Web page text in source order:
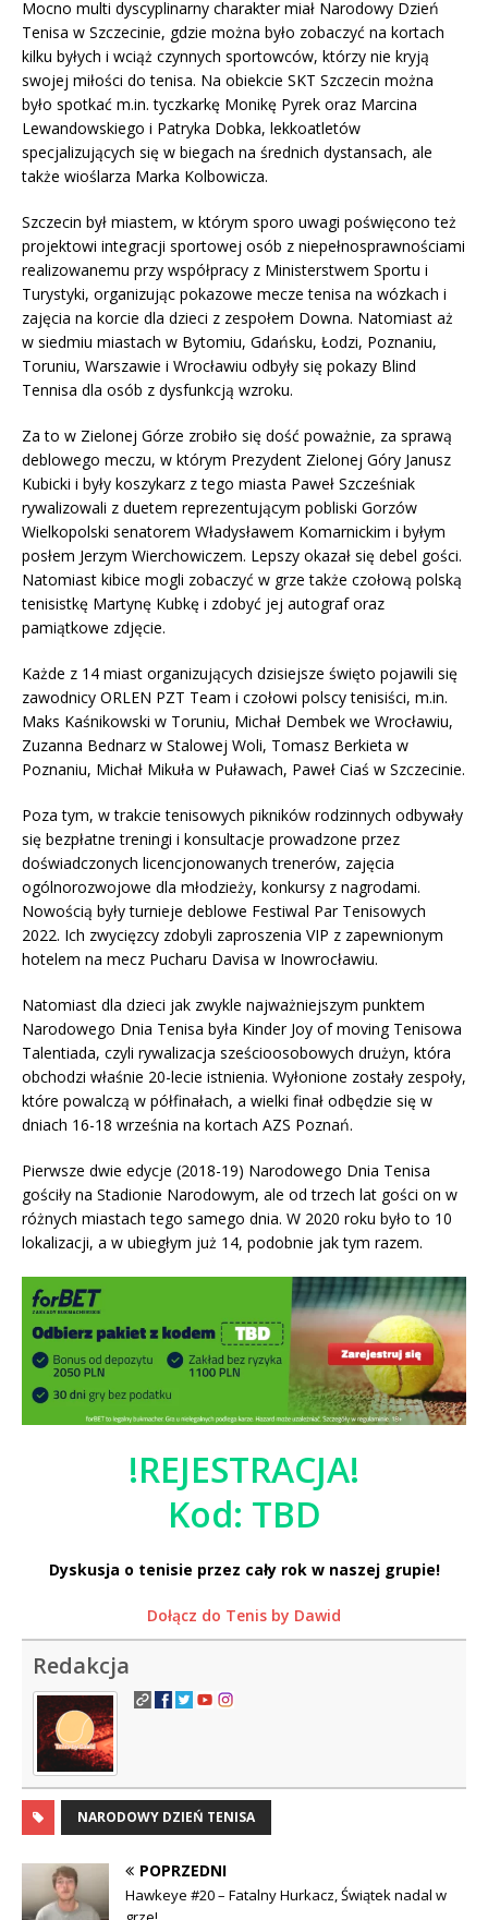
Mocno multi dyscyplinarny charakter miał Narodowy Dzień
Tenisa w Szczecinie, gdzie można było zobaczyć na kortach
kilku byłych i wciąż czynnych sportowców, którzy nie kryją
swojej miłości do tenisa. Na obiekcie SKT Szczecin można
było spotkać m.in. tyczkarkę Monikę Pyrek oraz Marcina
Lewandowskiego i Patryka Dobka, lekkoatletów
specjalizujących się w biegach na średnich dystansach, ale
także wioślarza Marka Kolbowicza.
Szczecin był miastem, w którym sporo uwagi poświęcono też
projektowi integracji sportowej osób z niepełnosprawnościami
realizowanemu przy współpracy z Ministerstwem Sportu i
Turystyki, organizując pokazowe mecze tenisa na wózkach i
zajęcia na korcie dla dzieci z zespołem Downa. Natomiast aż
w siedmiu miastach w Bytomiu, Gdańsku, Łodzi, Poznaniu,
Toruniu, Warszawie i Wrocławiu odbyły się pokazy Blind
Tennisa dla osób z dysfunkcją wzroku.
Za to w Zielonej Górze zrobiło się dość poważnie, za sprawą
deblowego meczu, w którym Prezydent Zielonej Góry Janusz
Kubicki i były koszykarz z tego miasta Paweł Szcześniak
rywalizowali z duetem reprezentującym pobliski Gorzów
Wielkopolski senatorem Władysławem Komarnickim i byłym
posłem Jerzym Wierchowiczem. Lepszy okazał się debel gości.
Natomiast kibice mogli zobaczyć w grze także czołową polską
tenisistkę Martynę Kubkę i zdobyć jej autograf oraz
pamiątkowe zdjęcie.
Każde z 14 miast organizujących dzisiejsze święto pojawili się
zawodnicy ORLEN PZT Team i czołowi polscy tenisiści, m.in.
Maks Kaśnikowski w Toruniu, Michał Dembek we Wrocławiu,
Zuzanna Bednarz w Stalowej Woli, Tomasz Berkieta w
Poznaniu, Michał Mikuła w Puławach, Paweł Ciaś w Szczecinie.
Poza tym, w trakcie tenisowych pikników rodzinnych odbywały
się bezpłatne treningi i konsultacje prowadzone przez
doświadczonych licencjonowanych trenerów, zajęcia
ogólnorozwojowe dla młodzieży, konkursy z nagrodami.
Nowością były turnieje deblowe Festiwal Par Tenisowych
2022. Ich zwycięzcy zdobyli zaproszenia VIP z zapewnionym
hotelem na mecz Pucharu Davisa w Inowrocławiu.
Natomiast dla dzieci jak zwykle najważniejszym punktem
Narodowego Dnia Tenisa była Kinder Joy of moving Tenisowa
Talentiada, czyli rywalizacja sześcioosobowych drużyn, która
obchodzi właśnie 20-lecie istnienia. Wyłonione zostały zespoły,
które powalczą w półfinałach, a wielki finał odbędzie się w
dniach 16-18 września na kortach AZS Poznań.
Pierwsze dwie edycje (2018-19) Narodowego Dnia Tenisa
gościły na Stadionie Narodowym, ale od trzech lat gości on w
różnych miastach tego samego dnia. W 2020 roku było to 10
lokalizacji, a w ubiegłym już 14, podobnie jak tym razem.
!REJESTRACJA!
Kod: TBD
Dyskusja o tenisie przez cały rok w naszej grupie!
Dołącz do Tenis by Dawid
Redakcja
NARODOWY DZIEŃ TENISA
POPRZEDNI
Hawkeye #20 – Fatalny Hurkacz, Świątek nadal w